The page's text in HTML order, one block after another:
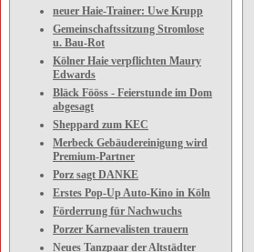
neuer Haie-Trainer: Uwe Krupp
Gemeinschaftssitzung Stromlose
u. Bau-Rot
Kölner Haie verpflichten Maury
Edwards
Bläck Fööss - Feierstunde im Dom
abgesagt
Sheppard zum KEC
Merbeck Gebäudereinigung wird
Premium-Partner
Porz sagt DANKE
Erstes Pop-Up Auto-Kino in Köln
Förderrung für Nachwuchs
Porzer Karnevalisten trauern
Neues Tanzpaar der Altstädter